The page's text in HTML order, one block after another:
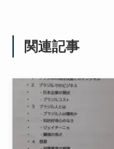
関連記事